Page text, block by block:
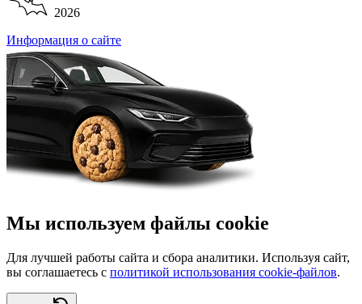
2026
Информация о сайте
Мы используем файлы cookie
Для лучшей работы сайта и сбора аналитики. Используя сайт,
вы соглашаетесь с политикой использования cookie-файлов.